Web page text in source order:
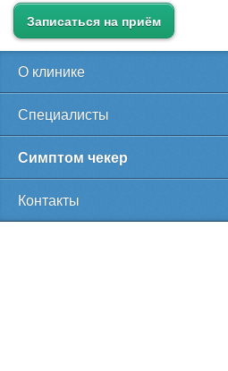
Записаться на приём
О клинике
Специалисты
Симптом чекер
Контакты